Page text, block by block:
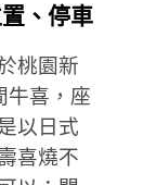
、停車
桃園新
牛喜，座
以日式
喜燒不